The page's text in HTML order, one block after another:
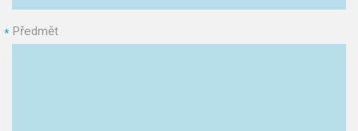
Předmět
*